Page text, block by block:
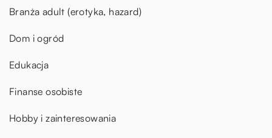
Branża adult (erotyka, hazard)
Dom i ogród
Edukacja
Finanse osobiste
Hobby i zainteresowania